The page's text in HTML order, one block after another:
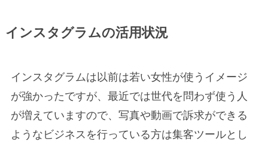
インスタグラムの活用状況
インスタグラムは以前は若い女性が使うイメージ
が強かったですが、最近では世代を問わず使う人
が増えていますので、写真や動画で訴求ができる
ようなビジネスを行っている方は集客ツールとし